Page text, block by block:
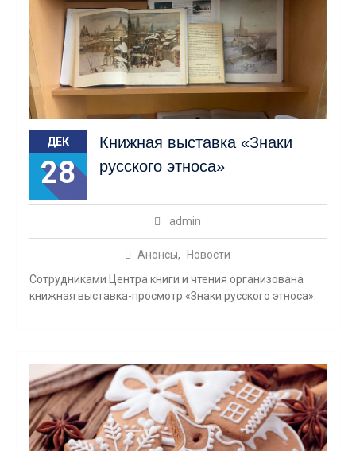
ДЕК
28
Книжная выставка «Знаки
русского этноса»
admin
Анонсы,
Новости
Сотрудниками Центра книги и чтения организована
книжная выставка-просмотр «Знаки русского этноса».